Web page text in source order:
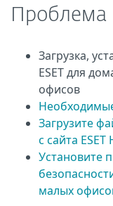
Проблема
Загрузка,
ESET для
офисов
Загрузите
с сайта ESET
Установите
малых